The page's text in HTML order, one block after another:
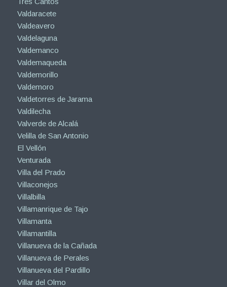
Valdaracete
Valdeavero
Valdelaguna
Valdemanco
Valdemaqueda
Valdemorillo
Valdemoro
Valdetorres de Jarama
Valdilecha
Valverde de Alcalá
Velilla de San Antonio
El Vellón
Venturada
Villa del Prado
Villaconejos
Villalbilla
Villamanrique de Tajo
Villamanta
Villamantilla
Villanueva de la Cañada
Villanueva de Perales
Villanueva del Pardillo
Villar del Olmo